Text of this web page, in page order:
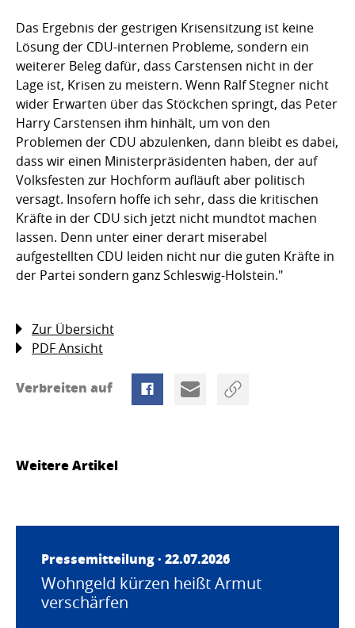
Das Ergebnis der gestrigen Krisensitzung ist keine
Lösung der CDU-internen Probleme, sondern ein
weiterer Beleg dafür, dass Carstensen nicht in der
Lage ist, Krisen zu meistern. Wenn Ralf Stegner nicht
wider Erwarten über das Stöckchen springt, das Peter
Harry Carstensen ihm hinhält, um von den
Problemen der CDU abzulenken, dann bleibt es dabei,
dass wir einen Ministerpräsidenten haben, der auf
Volksfesten zur Hochform aufläuft aber politisch
versagt. Insofern hoffe ich sehr, dass die kritischen
Kräfte in der CDU sich jetzt nicht mundtot machen
lassen. Denn unter einer derart miserabel
aufgestellten CDU leiden nicht nur die guten Kräfte in
der Partei sondern ganz Schleswig-Holstein."
Zur Übersicht
PDF Ansicht
Verbreiten auf
Weitere Artikel
Pressemitteilung · 22.07.2026
Wohngeld kürzen heißt Armut
verschärfen